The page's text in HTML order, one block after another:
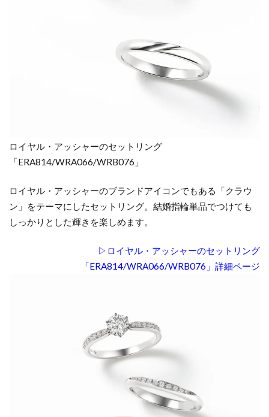
ロイヤル・アッシャーのセットリング
「ERA814/WRA066/WRB076」
ロイヤル・アッシャーのブランドアイコンでもある「クラウ
ン」をテーマにしたセットリング。結婚指輪単品でつけても
しっかりとした輝きを楽しめます。
▷ロイヤル・アッシャーのセットリング
「ERA814/WRA066/WRB076」詳細ページ